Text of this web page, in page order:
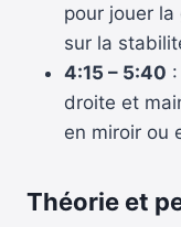
pour jouer
sur la
4:15 – 5:40
droite et
en miroir ou
Théorie et